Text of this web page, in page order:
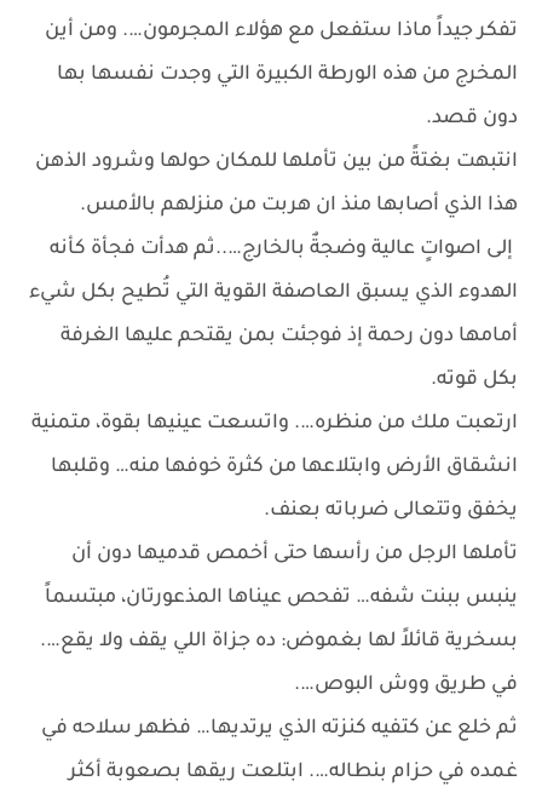
تفكر جيداً ماذا ستفعل مع هؤلاء المجرمون…. ومن أين
المخرج من هذه الورطة الكبيرة التي وجدت نفسها بها
دون قصد.
انتبهت بغتةً من بين تأملها للمكان حولها وشرود الذهن
هذا الذي أصابها منذ ان هربت من منزلهم بالأمس.
إلى اصواتٍ عالية وضجةٌ بالخارج…..ثم هدأت فجأة كأنه
الهدوء الذي يسبق العاصفة القوية التي تُطيح بكل شيء
أمامها دون رحمة إذ فوجئت بمن يقتحم عليها الغرفة
بكل قوته.
ارتعبت ملك من منظره…. واتسعت عينيها بقوة، متمنية
انشقاق الأرض وابتلاعها من كثرة خوفها منه… وقلبها
يخفق وتتعالى ضرباته بعنف.
تأملها الرجل من رأسها حتى أخمص قدميها دون أن
ينبس ببنت شفه… تفحص عيناها المذعورتان، مبتسماً
بسخرية قائلاً لها بغموض: ده جزاة اللي يقف ولا يقع….
في طريق ووش البوص….
ثم خلع عن كتفيه كنزته الذي يرتديها… فظهر سلاحه في
غمده في حزام بنطاله…. ابتلعت ريقها بصعوبة أكثر